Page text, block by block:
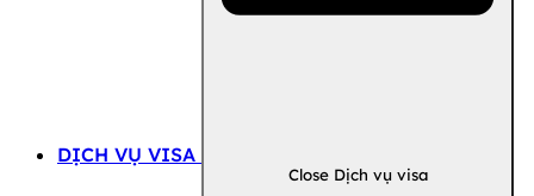
DỊCH VỤ VISA
Close Dịch vụ visa